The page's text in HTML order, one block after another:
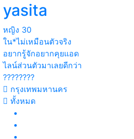
yasita
หญิง 30
ใน*ไม่เหมือนตัวจริง
อยากรู้จักอยากคุยแอด
ไลน์ส่วนตัวมาเลยดีกว่า
????????
กรุงเทพมหานคร
ทั้งหมด